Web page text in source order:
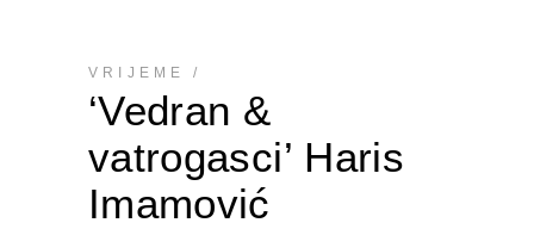
VRIJEME
‘Vedran &
vatrogasci’ Haris
Imamović